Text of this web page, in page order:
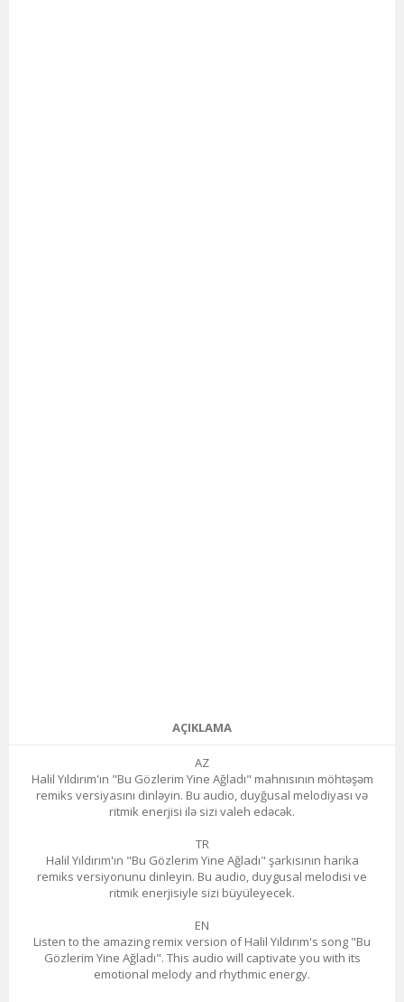
AÇIKLAMA
AZ
Halil Yıldırım'ın "Bu Gözlerim Yine Ağladı" mahnısının möhtəşəm
remiks versiyasını dinləyin. Bu audio, duyğusal melodiyası və
ritmik enerjisi ilə sizi valeh edəcək.
TR
Halil Yıldırım'ın "Bu Gözlerim Yine Ağladı" şarkısının harika
remiks versiyonunu dinleyin. Bu audio, duygusal melodisi ve
ritmik enerjisiyle sizi büyüleyecek.
EN
Listen to the amazing remix version of Halil Yıldırım's song "Bu
Gözlerim Yine Ağladı". This audio will captivate you with its
emotional melody and rhythmic energy.